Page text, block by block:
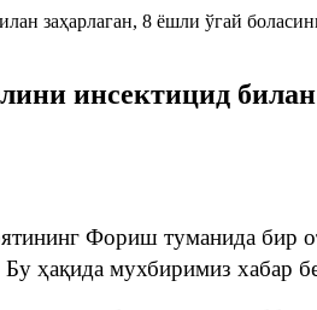
инсектицид
Фориш туманида бир
ҳақида мухбиримиз хабар